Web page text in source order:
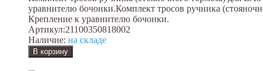
уравнителю бочонки.Комплект тросов ручника
Крепление к уравнителю бочонки.
Артикул:21100350818002
Наличие: на складе